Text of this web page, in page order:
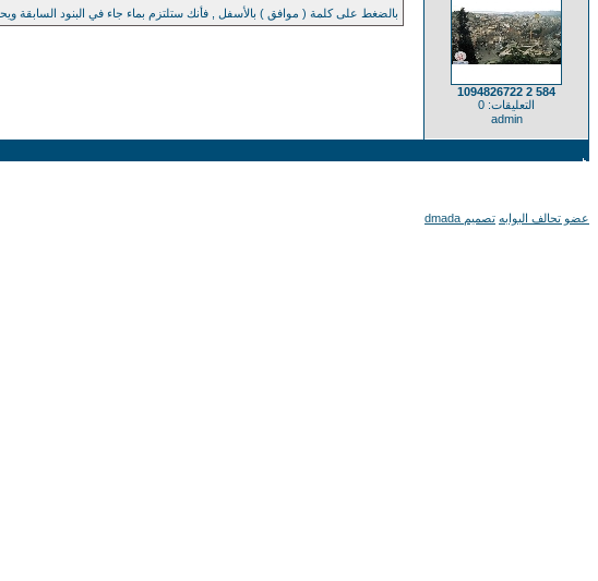
584 2 1094826722
التعليقات: 0
admin
بالضغط على كلمة ( موافق ) بالأسفل , فأنك ستلتزم بماء جاء في البنود السابقة
عضو تحالف البوابه تصميم dmada